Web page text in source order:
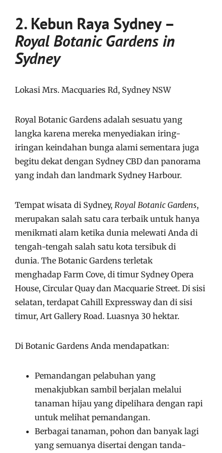
2. Kebun Raya Sydney –
Royal Botanic Gardens in
Sydney
Lokasi Mrs. Macquaries Rd, Sydney NSW
Royal Botanic Gardens adalah sesuatu yang
langka karena mereka menyediakan iring-
iringan keindahan bunga alami sementara juga
begitu dekat dengan Sydney CBD dan panorama
yang indah dan landmark Sydney Harbour.
Tempat wisata di Sydney, Royal Botanic Gardens,
merupakan salah satu cara terbaik untuk hanya
menikmati alam ketika dunia melewati Anda di
tengah-tengah salah satu kota tersibuk di
dunia. The Botanic Gardens terletak
menghadap Farm Cove, di timur Sydney Opera
House, Circular Quay dan Macquarie Street. Di sisi
selatan, terdapat Cahill Expressway dan di sisi
timur, Art Gallery Road. Luasnya 30 hektar.
Di Botanic Gardens Anda mendapatkan:
Pemandangan pelabuhan yang
menakjubkan sambil berjalan melalui
tanaman hijau yang dipelihara dengan rapi
untuk melihat pemandangan.
Berbagai tanaman, pohon dan banyak lagi
yang semuanya disertai dengan tanda-